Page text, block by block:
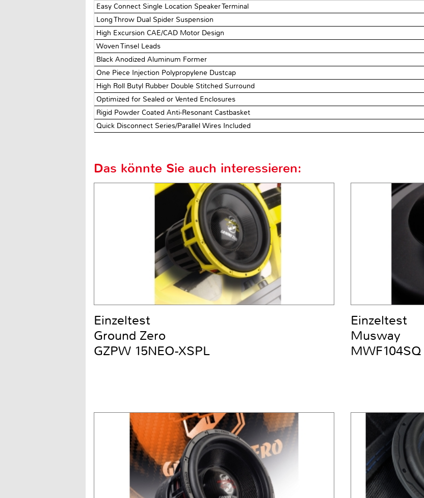
Easy Connect Single Location Speaker Terminal
Long Throw Dual Spider Suspension
High Excursion CAE/CAD Motor Design
Woven Tinsel Leads
Black Anodized Aluminum Former
One Piece Injection Polypropylene Dustcap
High Roll Butyl Rubber Double Stitched Surround
Optimized for Sealed or Vented Enclosures
Rigid Powder Coated Anti-Resonant Castbasket
Quick Disconnect Series/Parallel Wires Included
Das könnte Sie auch interessieren:
Einzeltest
Ground Zero
GZPW 15NEO-XSPL
Einzeltest
Musway
MWF104SQ